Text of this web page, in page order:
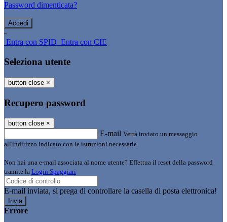
Password dimenticata?
-
Entra con SPID Entra con CIE
Seleziona utente
button close ×
Recupero password
button close ×
E-mail Verrà inviato un messaggio
all'indirizzo indicato con le istruzioni necessarie.
Non hai una e-mail associata al nome utente? Effettua il reset della password
tramite la Login Spaggiari
E-mail inviata, si prega di controllare la casella di posta elettronica!
Errore